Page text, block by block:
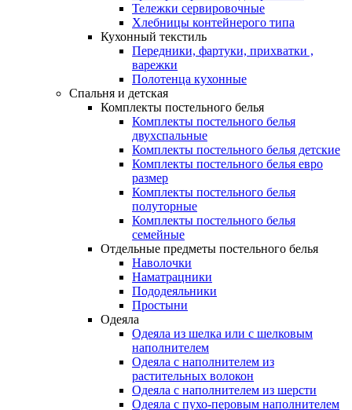
Тележки сервировочные
Хлебницы контейнерого типа
Кухонный текстиль
Передники, фартуки, прихватки ,
варежки
Полотенца кухонные
Спальня и детская
Комплекты постельного белья
Комплекты постельного белья
двухспальные
Комплекты постельного белья детские
Комплекты постельного белья евро
размер
Комплекты постельного белья
полуторные
Комплекты постельного белья
семейные
Отдельные предметы постельного белья
Наволочки
Наматрацники
Пододеяльники
Простыни
Одеяла
Одеяла из шелка или с шелковым
наполнителем
Одеяла с наполнителем из
растительных волокон
Одеяла с наполнителем из шерсти
Одеяла с пухо-перовым наполнителем